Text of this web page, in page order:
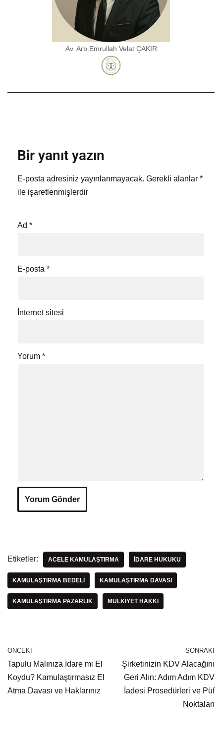
Av. Arb.Emrullah Velat ÇAKIR
Bir yanıt yazın
E-posta adresiniz yayınlanmayacak. Gerekli alanlar *
ile işaretlenmişlerdir
Ad *
E-posta *
İnternet sitesi
Yorum *
Etiketler: ACELE KAMULAŞTIRMA IDARE HUKUKU
KAMULAŞTIRMA BEDELI KAMULAŞTIRMA DAVASI
KAMULAŞTIRMA PAZARLIK MÜLKIYET HAKKI
ÖNCEKI
Tapulu Malınıza İdare mi El
Koydu? Kamulaştırmasız El
Atma Davası ve Haklarınız
SONRAKI
Şirketinizin KDV Alacağını
Geri Alın: Adım Adım KDV
İadesi Prosedürleri ve Püf
Noktaları